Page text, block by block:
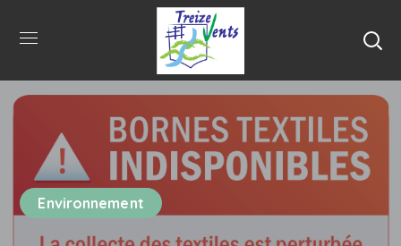
Environnement